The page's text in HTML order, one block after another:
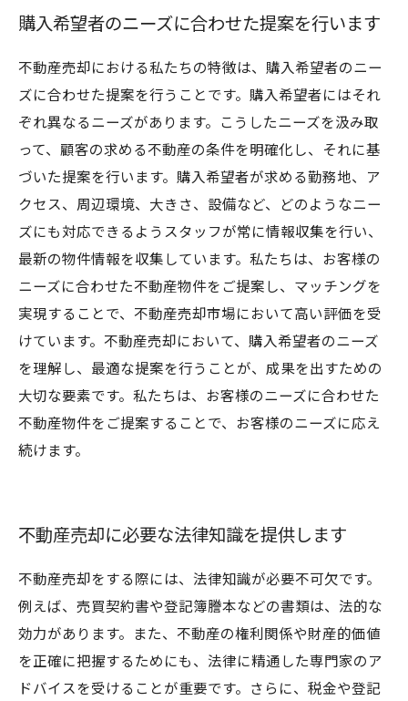
購入希望者のニーズに合わせた提案を行います
不動産売却における私たちの特徴は、購入希望者のニー
ズに合わせた提案を行うことです。購入希望者にはそれ
ぞれ異なるニーズがあります。こうしたニーズを汲み取
って、顧客の求める不動産の条件を明確化し、それに基
づいた提案を行います。購入希望者が求める勤務地、ア
クセス、周辺環境、大きさ、設備など、どのようなニー
ズにも対応できるようスタッフが常に情報収集を行い、
最新の物件情報を収集しています。私たちは、お客様の
ニーズに合わせた不動産物件をご提案し、マッチングを
実現することで、不動産売却市場において高い評価を受
けています。不動産売却において、購入希望者のニーズ
を理解し、最適な提案を行うことが、成果を出すための
大切な要素です。私たちは、お客様のニーズに合わせた
不動産物件をご提案することで、お客様のニーズに応え
続けます。
不動産売却に必要な法律知識を提供します
不動産売却をする際には、法律知識が必要不可欠です。
例えば、売買契約書や登記簿謄本などの書類は、法的な
効力があります。また、不動産の権利関係や財産的価値
を正確に把握するためにも、法律に精通した専門家のア
ドバイスを受けることが重要です。さらに、税金や登記